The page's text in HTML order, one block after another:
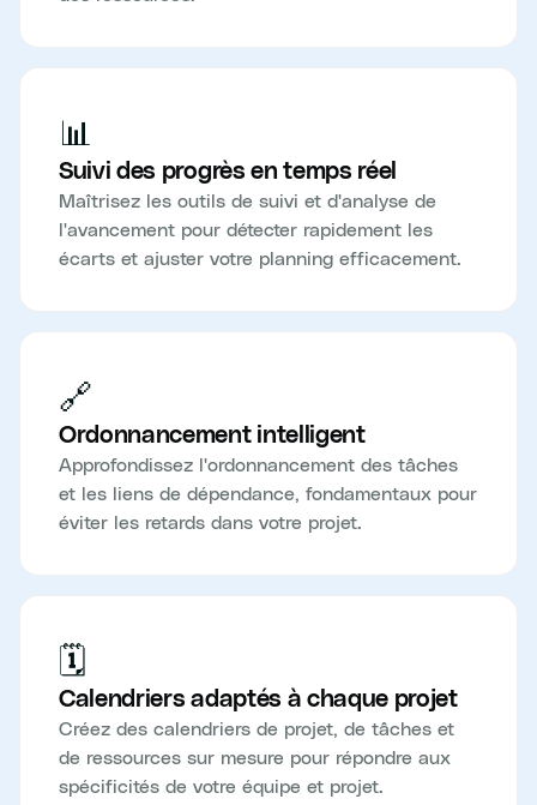
📊
Suivi des progrès en temps réel
Maîtrisez les outils de suivi et d'analyse de
l'avancement pour détecter rapidement les
écarts et ajuster votre planning efficacement.
🔗
Ordonnancement intelligent
Approfondissez l'ordonnancement des tâches
et les liens de dépendance, fondamentaux pour
éviter les retards dans votre projet.
🗓️
Calendriers adaptés à chaque projet
Créez des calendriers de projet, de tâches et
de ressources sur mesure pour répondre aux
spécificités de votre équipe et projet.